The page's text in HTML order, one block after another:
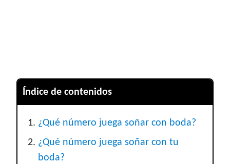
Índice de contenidos
¿Qué número juega soñar con boda?
¿Qué número juega soñar con tu
boda?